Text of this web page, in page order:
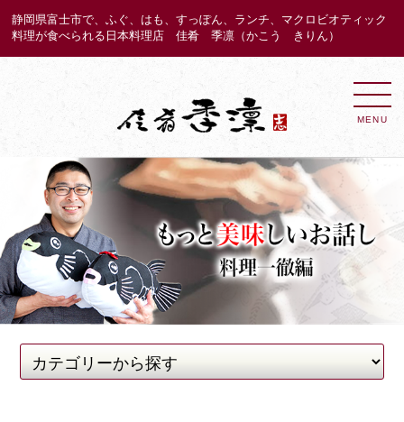
静岡県富士市で、ふぐ、はも、すっぽん、ランチ、マクロビオティック
料理が食べられる日本料理店 佳肴 季凛（かこう きりん）
MENU